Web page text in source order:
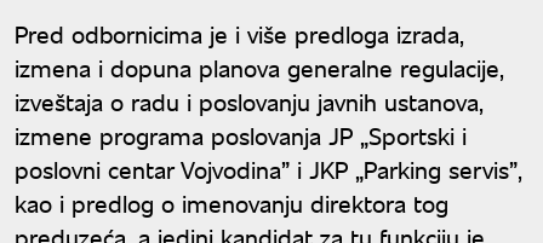
Pred odbornicima je i više predloga izrada,
izmena i dopuna planova generalne regulacije,
izveštaja o radu i poslovanju javnih ustanova,
izmene programa poslovanja JP „Sportski i
poslovni centar Vojvodina” i JKP „Parking servis”,
kao i predlog o imenovanju direktora tog